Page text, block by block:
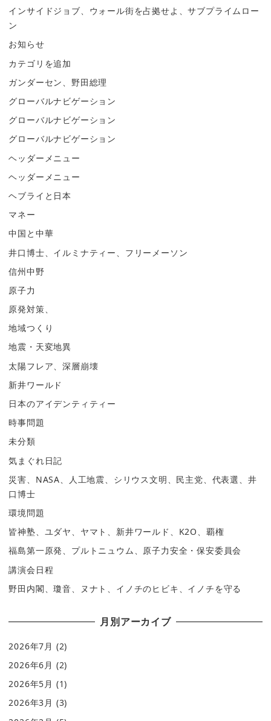
インサイドジョブ、ウォール街を占拠せよ、サブプライムロー
ン
お知らせ
カテゴリを追加
ガンダーセン、野田総理
グローバルナビゲーション
グローバルナビゲーション
グローバルナビゲーション
ヘッダーメニュー
ヘッダーメニュー
ヘブライと日本
マネー
中国と中華
井口博士、イルミナティー、フリーメーソン
信州中野
原子力
原発対策、
地域つくり
地震・天変地異
太陽フレア、深層崩壊
新井ワールド
日本のアイデンティティー
時事問題
未分類
気まぐれ日記
災害、NASA、人工地震、シリウス文明、民主党、代表選、井
口博士
環境問題
皆神塾、ユダヤ、ヤマト、新井ワールド、K2O、覇権
福島第一原発、プルトニュウム、原子力安全・保安委員会
講演会日程
野田内閣、瓊音、ヌナト、イノチのヒビキ、イノチを守る
月別アーカイブ
2026年7月 (2)
2026年6月 (2)
2026年5月 (1)
2026年3月 (3)